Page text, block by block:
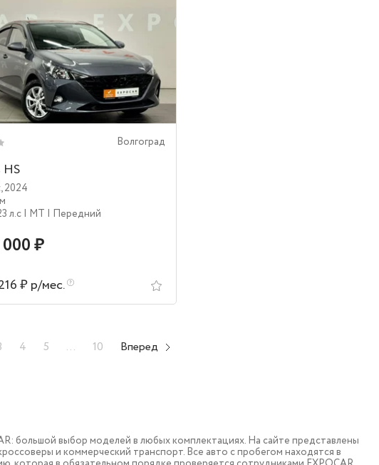
Волгоград
HS
,2024
л.c | MT | Передний
000 ₽
₽ р/мес.
4 5 ... 10 Вперед
большой выбор моделей в любых комплектациях. На сайте представлены
и коммерческий транспорт. Все авто с пробегом находятся в